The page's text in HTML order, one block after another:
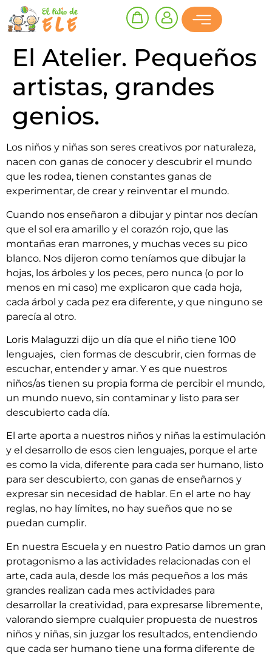
El Atelier. Pequeños
artistas, grandes
genios.
Los niños y niñas son seres creativos por naturaleza,
nacen con ganas de conocer y descubrir el mundo
que les rodea, tienen constantes ganas de
experimentar, de crear y reinventar el mundo.
Cuando nos enseñaron a dibujar y pintar nos decían
que el sol era amarillo y el corazón rojo, que las
montañas eran marrones, y muchas veces su pico
blanco. Nos dijeron como teníamos que dibujar la
hojas, los árboles y los peces, pero nunca (o por lo
menos en mi caso) me explicaron que cada hoja,
cada árbol y cada pez era diferente, y que ninguno se
parecía al otro.
Loris Malaguzzi dijo un día que el niño tiene 100
lenguajes, cien formas de descubrir, cien formas de
escuchar, entender y amar. Y es que nuestros
niños/as tienen su propia forma de percibir el mundo,
un mundo nuevo, sin contaminar y listo para ser
descubierto cada día.
El arte aporta a nuestros niños y niñas la estimulación
y el desarrollo de esos cien lenguajes, porque el arte
es como la vida, diferente para cada ser humano, listo
para ser descubierto, con ganas de enseñarnos y
expresar sin necesidad de hablar. En el arte no hay
reglas, no hay límites, no hay sueños que no se
puedan cumplir.
En nuestra Escuela y en nuestro Patio damos un gran
protagonismo a las actividades relacionadas con el
arte, cada aula, desde los más pequeños a los más
grandes realizan cada mes actividades para
desarrollar la creatividad, para expresarse libremente,
valorando siempre cualquier propuesta de nuestros
niños y niñas, sin juzgar los resultados, entendiendo
que cada ser humano tiene una forma diferente de